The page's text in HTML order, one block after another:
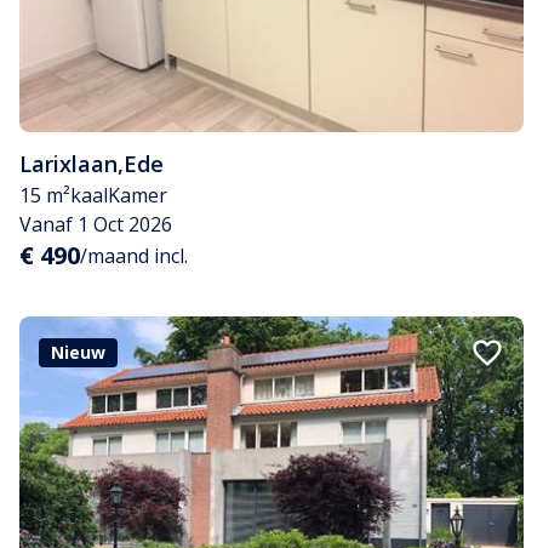
Larixlaan,Ede
15 m²kaalKamer
Vanaf 1 Oct 2026
€ 490/maand incl.
Nieuw